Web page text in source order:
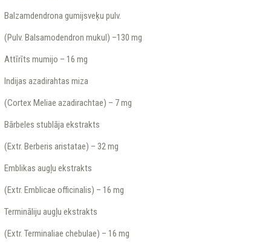
Balzamdendrona gumijsveķu pulv.
(Pulv. Balsamodendron mukul) –130 mg
Attīrīts mumijo – 16 mg
Indijas azadirahtas miza
(Cortex Meliae azadirachtae) – 7 mg
Bārbeles stublāja ekstrakts
(Extr. Berberis aristatae) – 32 mg
Emblikas augļu ekstrakts
(Extr. Emblicae officinalis) – 16 mg
Termināliju augļu ekstrakts
(Extr. Terminaliae chebulae) – 16 mg